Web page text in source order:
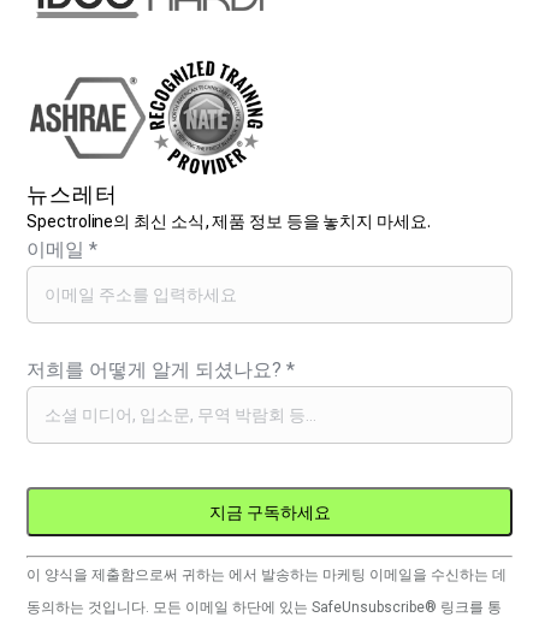
뉴스레터
Spectroline의 최신 소식, 제품 정보 등을 놓치지 마세요.
이메일*
저희를 어떻게 알게 되셨나요?*
Constant
Contact
이 양식을 제출함으로써 귀하는 에서 발송하는 마케팅 이메일을 수신하는 데
동의하는 것입니다. 모든 이메일 하단에 있는 SafeUnsubscribe® 링크를 통